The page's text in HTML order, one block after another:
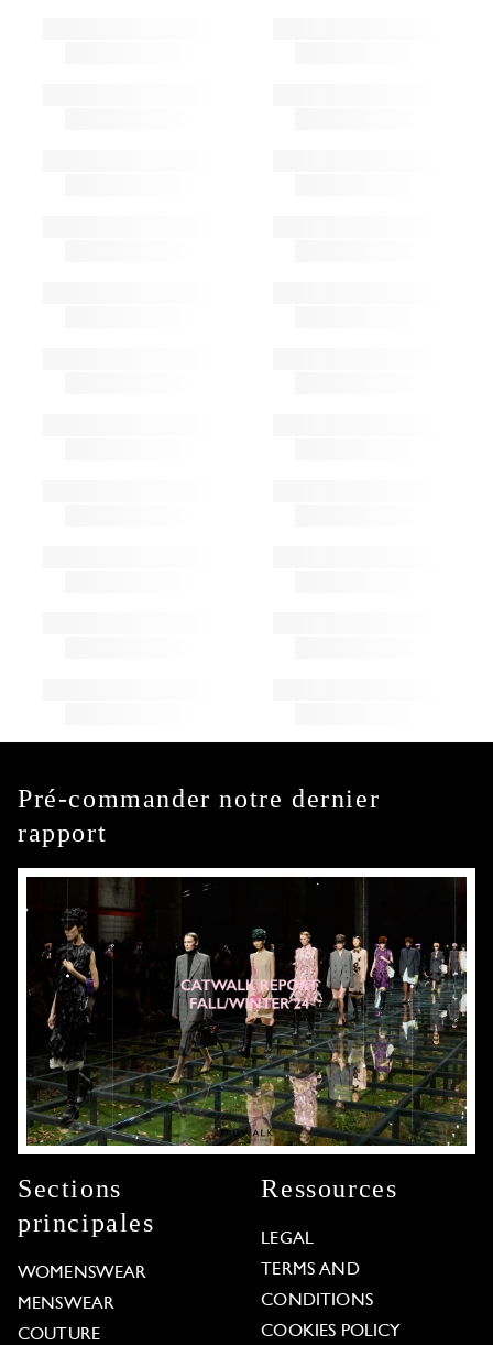
Pré-commander notre dernier
rapport
Sections
principales
WOMENSWEAR
MENSWEAR
COUTURE
Ressources
LEGAL
TERMS AND
CONDITIONS
COOKIES POLICY